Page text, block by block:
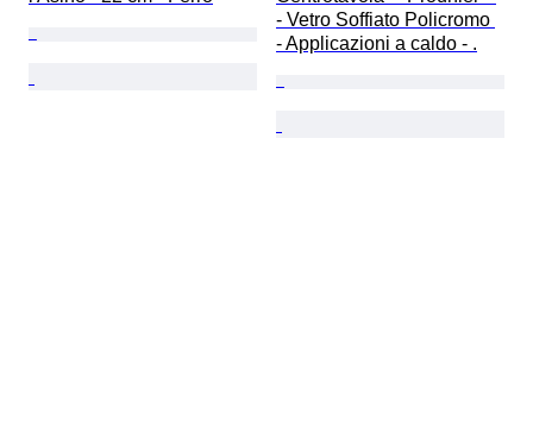
- Vetro Soffiato Policromo
- Applicazioni a caldo - .